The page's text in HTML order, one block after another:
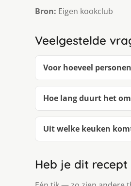
Bron: Eigen kookclub
Veelgestelde
Voor hoeveel
Hoe lang duurt het
Uit welke keuken
Heb je dit